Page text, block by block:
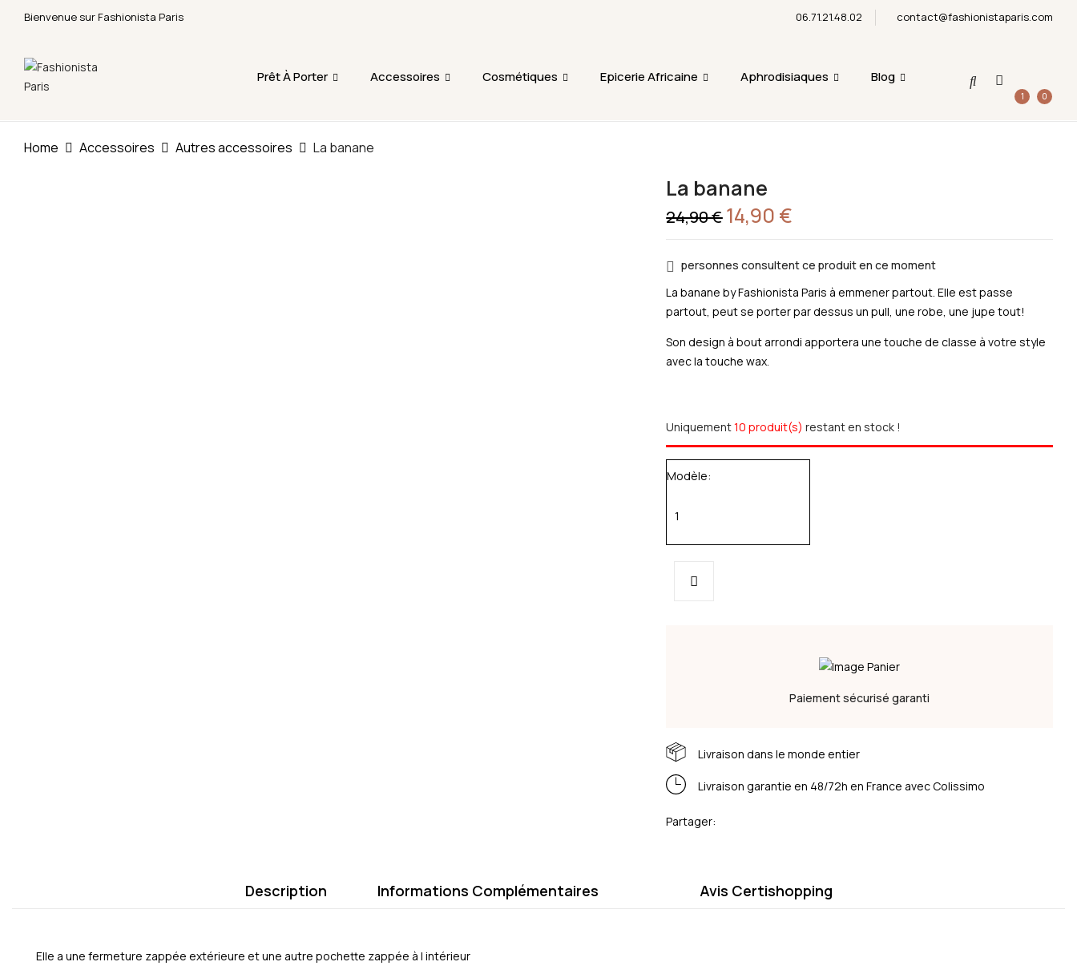
Bienvenue sur Fashionista Paris 06.71.21.48.02 contact@fashionistaparis.com
Prêt À Porter Accessoires Cosmétiques Epicerie Africaine Aphrodisiaques Blog
1 0
Home Accessoires Autres accessoires La banane
La banane
24,90€ Le
prix
initial
était :
24,90 €.
14,90 €
actuel
est :
14,90 €.
personnes consultent ce produit en ce moment
La banane by Fashionista Paris à emmener partout. Elle est passe
partout, peut se porter par dessus un pull, une robe, une jupe tout!
Son design à bout arrondi apportera une touche de classe à votre style
avec la touche wax.
Uniquement10 produit(s) restant en stock !
Modèle
Paiement sécurisé garanti
Livraison dans le monde entier
Livraison garantie en 48/72h en France avec Colissimo
Partager:
Description Informations Complémentaires Avis Certishopping
Elle a une fermeture zappée extérieure et une autre pochette zappée à l intérieur
Fermeture annuelle du 17 juillet 16h au 12 août. L'ajout au panier est indisponible et aucune commande ni remise en main propre ne sera possible durant cette